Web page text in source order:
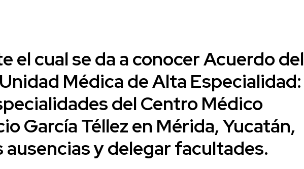
el cual se da a conocer Acuerdo del
Médica de Alta Especialidad:
del Centro Médico
García Téllez en Mérida, Yucatán,
ausencias y delegar facultades.